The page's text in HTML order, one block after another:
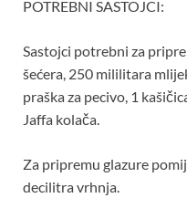
POTREBNI SASTOJCI:
Sastojci potrebni za
šećera, 250 mililitara
praška za pecivo, 1
Jaffa kolača.
Za pripremu glazure
decilitra vrhnja.